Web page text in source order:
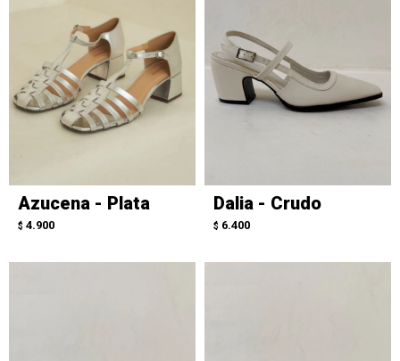
Azucena - Plata
$ 4.900
Dalia - Crudo
$ 6.400